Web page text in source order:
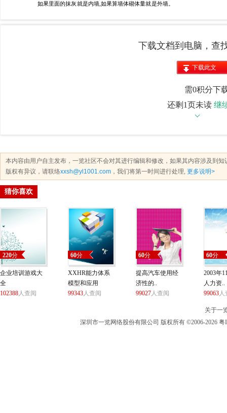
下载文档到电脑，查
下载此文
需0积分下
还剩1页未读 继
本内容由用户自主发布，一览社区不会对其进行编辑和修改，如果其内容涉及到
版权有异议，请联络xxsh@yl1001.com ，我们将第一时间进行处理, 更多说明>
猜你喜欢
220分
企业培训游戏大
全
102388人查阅
60分
XXHR能力体系
模型和应用
99343人查阅
60分
提高汽车使用经
济性的..
99027人查阅
60分
2003年
人力资..
99063人
关于一
深圳市一览网络股份有限公司 版权所有 ©2006-2026